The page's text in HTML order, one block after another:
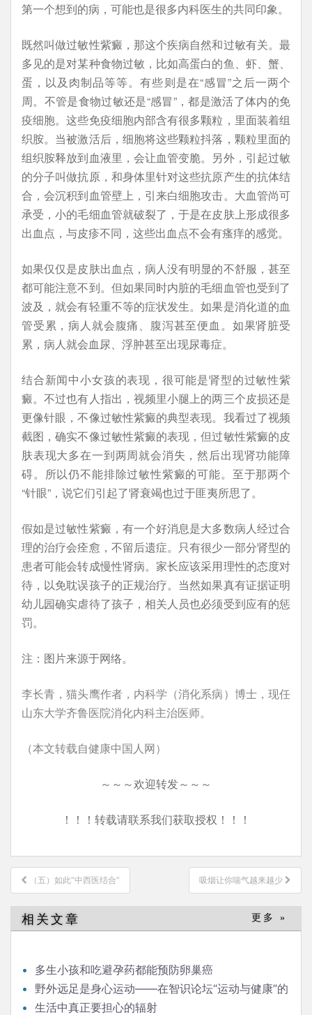
第一个想到的病，可能也是很多内科医生的共同印象。
既然叫做过敏性紫癜，那这个疾病自然和过敏有关。最
多见的是对某种食物过敏，比如高蛋白的鱼、虾、蟹、
蛋，以及肉制品等等。有些则是在“感冒”之后一两个
周。不管是食物过敏还是“感冒”，都是激活了体内的免
疫细胞。这些免疫细胞内部含有很多颗粒，里面装着组
织胺。当被激活后，细胞将这些颗粒抖落，颗粒里面的
组织胺释放到血液里，会让血管变脆。另外，引起过敏
的分子叫做抗原，和身体里针对这些抗原产生的抗体结
合，会沉积到血管壁上，引来白细胞攻击。大血管尚可
承受，小的毛细血管就破裂了，于是在皮肤上形成很多
出血点，与皮疹不同，这些出血点不会有瘙痒的感觉。
如果仅仅是皮肤出血点，病人没有明显的不舒服，甚至
都可能注意不到。但如果同时内脏的毛细血管也受到了
波及，就会有轻重不等的症状发生。如果是消化道的血
管受累，病人就会腹痛、腹泻甚至便血。如果肾脏受
累，病人就会血尿、浮肿甚至出现尿毒症。
结合新闻中小女孩的表现，很可能是肾型的过敏性紫
癜。不过也有人指出，视频里小腿上的两三个皮损还是
更像针眼，不像过敏性紫癜的典型表现。我看过了视频
截图，确实不像过敏性紫癜的表现，但过敏性紫癜的皮
肤表现大多在一到两周就会消失，然后出现肾功能障
碍。所以仍不能排除过敏性紫癜的可能。至于那两个
“针眼”，说它们引起了肾衰竭也过于匪夷所思了。
假如是过敏性紫癜，有一个好消息是大多数病人经过合
理的治疗会痊愈，不留后遗症。只有很少一部分肾型的
患者可能会转成慢性肾病。家长应该采用理性的态度对
待，以免耽误孩子的正规治疗。当然如果真有证据证明
幼儿园确实虐待了孩子，相关人员也必须受到应有的惩
罚。
注：图片来源于网络。
李长青，猫头鹰作者，内科学（消化系病）博士，现任
山东大学齐鲁医院消化内科主治医师。
（本文转载自健康中国人网）
～～～欢迎转发～～～
！！！转载请联系我们获取授权！！！
文
章
导
航
（五）如此“中西医结合” 吸烟让你喘气越来越少
相关文章 更多 »
多生小孩和吃避孕药都能预防卵巢癌
野外远足是身心运动——在智识论坛“运动与健康”的
发言生活中真正要担心的辐射